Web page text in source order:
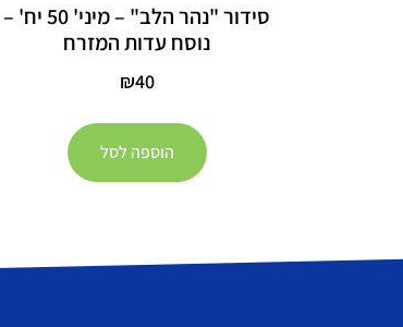
סידור "נהר הלב" – מיני' 50 יח' –
נוסח עדות המזרח
₪40
הוספה לסל